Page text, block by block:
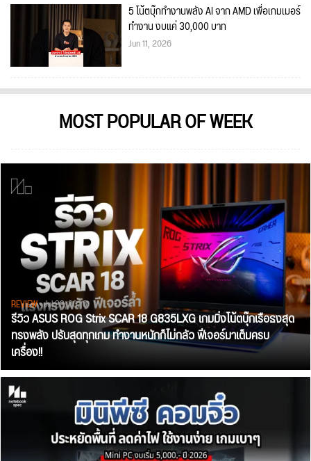
5 โน้ตบุ๊กทำงานพลัง AI จาก AMD เพื่อเกมเมอร์
ทำงาน งบแค่ 30,000 บาท
Jun 11, 2026
MOST POPULAR OF WEEK
REVIEW• Jul 28, 2026
รีวิว ASUS ROG Strix SCAR 18 G835LXG เกมมิ่งโน้ตบุ๊กเรือธงสุด
ทรงพลัง ปรับสุดทุกเกม ทำงานหนักก็ไม่กลัว ฟีเจอร์มาเต็มครบ
เครื่อง!!